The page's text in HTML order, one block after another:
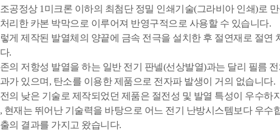
공정상 1미크론 이하의 최첨단 정밀 인쇄기술(그라비아 인쇄)로
리한 카본 박막으로 이루어져 반영구적으로 사용할 수 있습니다.
게 제작된 발열체의 양끝에 금속 전극을 설치한 후 절연재로 절연
.
의 저항성 발열을 하는 일반 전기 판넬(선상발열)과는 달리 필름
가 있으며, 탄소를 이용한 제품으로 전자파 발생이 거의 없습니다.
의 낮은 기술로 제작되었던 제품은 절전성 및 발열 특성이 우수하
현재는 뛰어난 기술력을 바탕으로 어느 전기 난방시스템보다 우수
의 결과를 가지고 왔습니다.